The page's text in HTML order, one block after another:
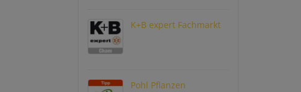
K+B expert Fachmarkt
Pohl Pflanzen